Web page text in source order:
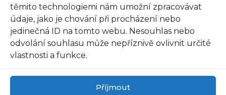
těmito technologiemi nám umožní zpracovávat
údaje, jako je chování při procházení nebo
jedinečná ID na tomto webu. Nesouhlas nebo
odvolání souhlasu může nepříznivě ovlivnit určité
vlastnosti a funkce.
Příjmout
@ 2026 Zámečnictví-svoboda.cz |Ochrana osobních
údajů|Všeobecné obchodní podmínky